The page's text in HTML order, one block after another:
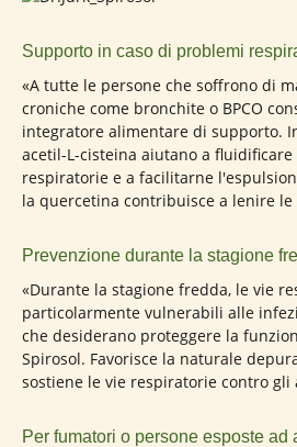
Supporto in caso di problemi
«A tutte le persone che soffrono di
croniche come bronchite o BPCO
integratore alimentare di supporto.
acetil-L-cisteina aiutano a
respiratorie e a facilitarne
la quercetina contribuisce a lenire
Prevenzione durante la stagione
«Durante la stagione fredda, le vie
particolarmente vulnerabili alle
che desiderano proteggere la
Spirosol. Favorisce la naturale
sostiene le vie respiratorie contro gli
Per fumatori o persone esposte ad